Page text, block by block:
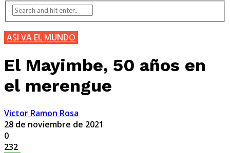
ASI VA EL MUNDO
El Mayimbe, 50 años en
el merengue
Victor Ramon Rosa
28 de noviembre de 2021
0
232